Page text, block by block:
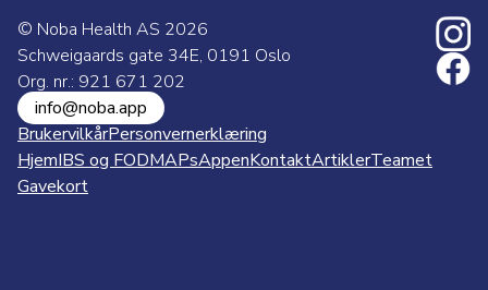
© Noba Health AS 2026
Schweigaards gate 34E, 0191 Oslo
Org. nr.: 921 671 202
info@noba.app
BrukervilkårPersonvernerklæring
HjemIBS og FODMAPsAppenKontaktArtiklerTeamet
Gavekort